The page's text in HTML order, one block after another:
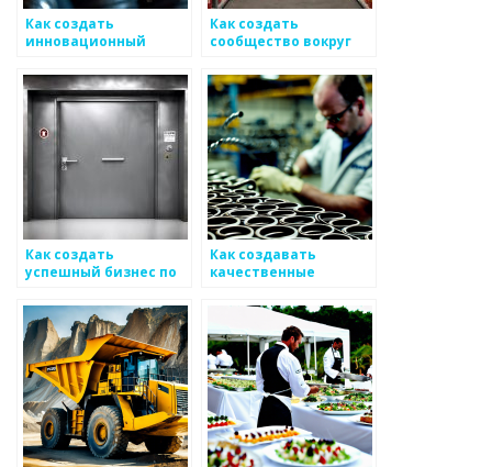
Как создать
инновационный
Как создать
сообщество вокруг
Как создать
успешный бизнес по
металлоизделий
Как создавать
качественные
металлоизделий